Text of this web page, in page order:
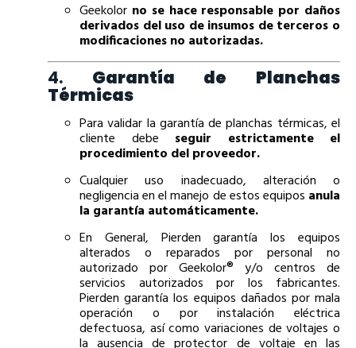
Geekolor no se hace responsable por daños
derivados del uso de insumos de terceros o
modificaciones no autorizadas.
4. Garantía de Planchas
Térmicas
Para validar la garantía de planchas térmicas, el
cliente debe seguir estrictamente el
procedimiento del proveedor.
Cualquier uso inadecuado, alteración o
negligencia en el manejo de estos equipos anula
la garantía automáticamente.
En General, Pierden garantía los equipos
alterados o reparados por personal no
autorizado por Geekolor® y/o centros de
servicios autorizados por los fabricantes.
Pierden garantía los equipos dañados por mala
operación o por instalación eléctrica
defectuosa, así como variaciones de voltajes o